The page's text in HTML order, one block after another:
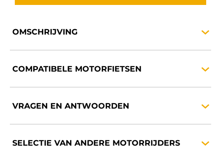
OMSCHRIJVING
COMPATIBELE MOTORFIETSEN
VRAGEN EN ANTWOORDEN
SELECTIE VAN ANDERE MOTORRIJDERS